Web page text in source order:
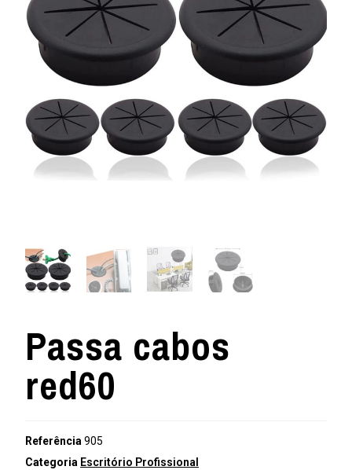
Passa cabos
red60
Referência 905
Categoria Escritório Profissional